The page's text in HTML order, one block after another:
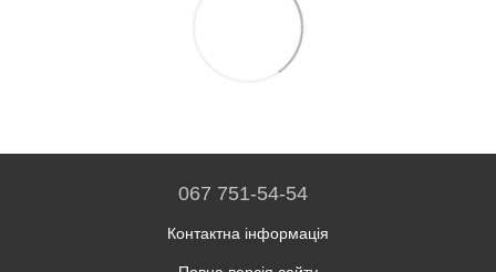
067 751-54-54
Контактна інформація